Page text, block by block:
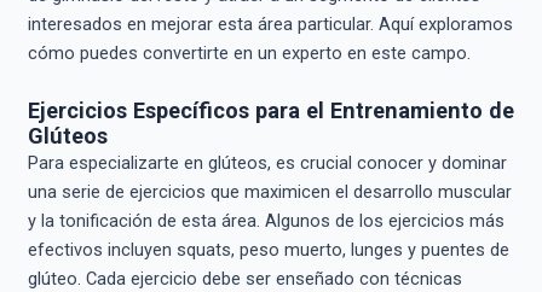
interesados en mejorar esta área particular. Aquí exploramos
cómo puedes convertirte en un experto en este campo.
Ejercicios Específicos para el Entrenamiento de
Glúteos
Para especializarte en glúteos, es crucial conocer y dominar
una serie de ejercicios que maximicen el desarrollo muscular
y la tonificación de esta área. Algunos de los ejercicios más
efectivos incluyen squats, peso muerto, lunges y puentes de
glúteo. Cada ejercicio debe ser enseñado con técnicas